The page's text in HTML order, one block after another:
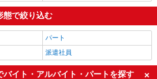
態で絞り込む
パート
派遣社員
バイト・アルバイト・パートを探す